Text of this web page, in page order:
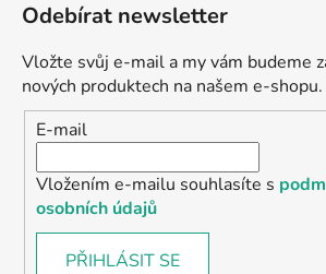
Odebírat newsletter
Vložte svůj e-mail a my vám budeme
nových produktech na našem e-shopu.
E-mail
Vložením e-mailu souhlasíte s
osobních údajů
PŘIHLÁSIT SE